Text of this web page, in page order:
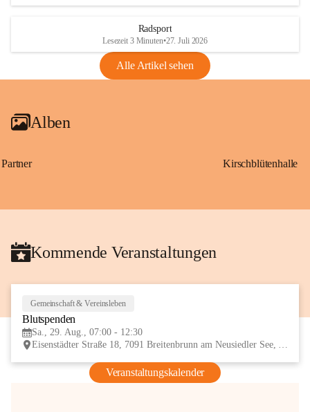
1 Seite•1,4 MB
VBl. EU Nr. 18_2026
Radsport
Lesezeit 3 Minuten•27. Juli 2026
Alle Artikel sehen
Alben
Partner Kirschblütenhalle
Kommende Veranstaltungen
Gemeinschaft & Vereinsleben
Blutspenden
Sa., 29. Aug., 07:00 - 12:30
Eisenstädter Straße 18, 7091 Breitenbrunn am Neusiedler See, AUT
Veranstaltungskalender